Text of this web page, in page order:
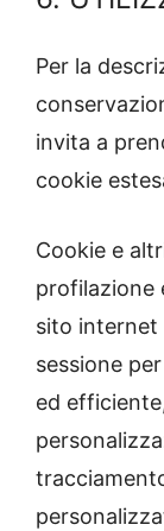
Per la
invita a
cookie
Cookie e
profilazione
sito internet
sessione
ed